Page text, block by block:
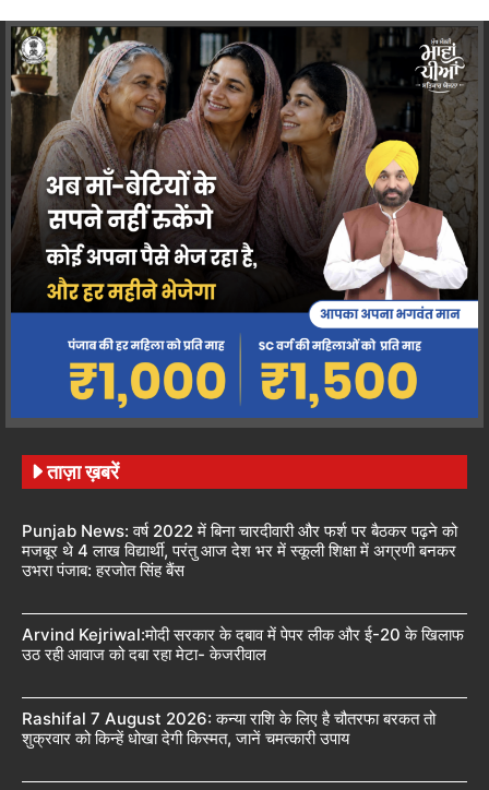
ताज़ा ख़बरें
Punjab News: वर्ष 2022 में बिना चारदीवारी और फर्श पर बैठकर पढ़ने को
मजबूर थे 4 लाख विद्यार्थी, परंतु आज देश भर में स्कूली शिक्षा में अग्रणी बनकर
उभरा पंजाब: हरजोत सिंह बैंस
Arvind Kejriwal:मोदी सरकार के दबाव में पेपर लीक और ई-20 के खिलाफ
उठ रही आवाज को दबा रहा मेटा- केजरीवाल
Rashifal 7 August 2026: कन्या राशि के लिए है चौतरफा बरकत तो
शुक्रवार को किन्हें धोखा देगी किस्मत, जानें चमत्कारी उपाय